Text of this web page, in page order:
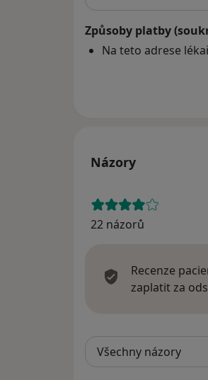
Způsoby platby
Na teto adrese
Názory
22 názorů
Recenze
zaplatit za